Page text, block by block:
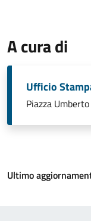
A cura di
Ufficio
Piazza
Ultimo